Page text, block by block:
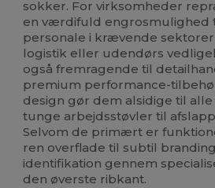
sokker. For virksomheder
en værdifuld engrosmulighed
personale i krævende
logistik eller udendørs
også fremragende til
premium performance-
design gør dem alsidige til alle
tunge arbejdsstøvler til
Selvom de primært er
ren overflade til subtil
identifikation gennem
den øverste ribkant.